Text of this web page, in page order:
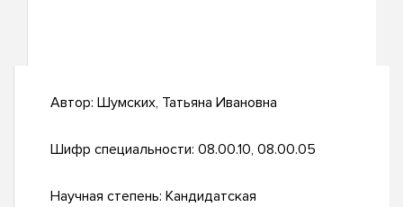
Автор: Шумских, Татьяна Ивановна
Шифр специальности: 08.00.10, 08.00.05
Научная степень: Кандидатская